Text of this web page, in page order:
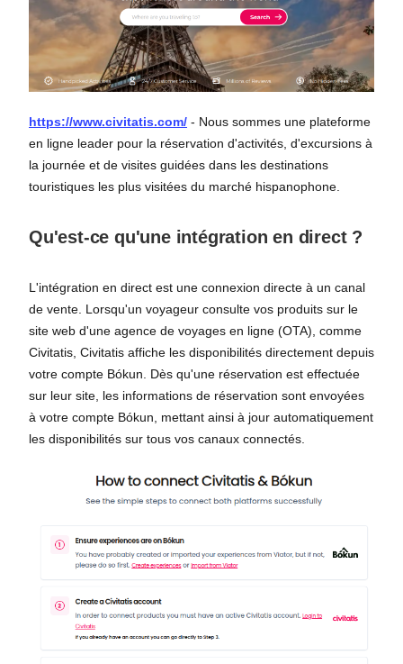
https://www.civitatis.com/ - Nous sommes une plateforme
en ligne leader pour la réservation d'activités, d'excursions à
la journée et de visites guidées dans les destinations
touristiques les plus visitées du marché hispanophone.
Qu'est-ce qu'une intégration en direct ?
L'intégration en direct est une connexion directe à un canal
de vente. Lorsqu'un voyageur consulte vos produits sur le
site web d'une agence de voyages en ligne (OTA), comme
Civitatis, Civitatis affiche les disponibilités directement depuis
votre compte Bókun. Dès qu'une réservation est effectuée
sur leur site, les informations de réservation sont envoyées
à votre compte Bókun, mettant ainsi à jour automatiquement
les disponibilités sur tous vos canaux connectés.